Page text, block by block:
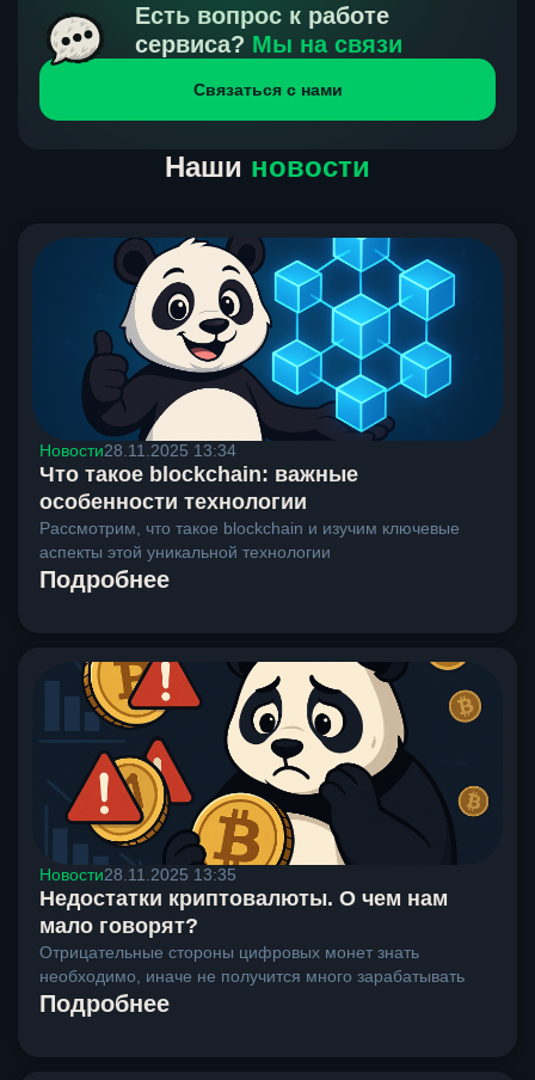
получения нами средств от тебя, а на другой части
направлений курс, указанный на сайте, является
окончательным. Если сомневаешься, напиши в онлайн-
чат на сайте, мы поможем разобраться.
Есть вопрос к работе
сервиса? Мы на связи
Связаться с нами
Наши новости
Новости28.11.2025 13:34
Что такое blockchain: важные
особенности технологии
Рассмотрим, что такое blockchain и изучим ключевые
аспекты этой уникальной технологии
Подробнее
Новости28.11.2025 13:35
Недостатки криптовалюты. О чем нам
мало говорят?
Отрицательные стороны цифровых монет знать
необходимо, иначе не получится много зарабатывать
Подробнее